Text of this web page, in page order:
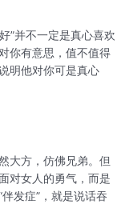
”并不一定是真心喜欢
你有意思，值不值得
明他对你可是真心
大方，仿佛兄弟。但
对女人的勇气，而是
发症”，就是说话吞